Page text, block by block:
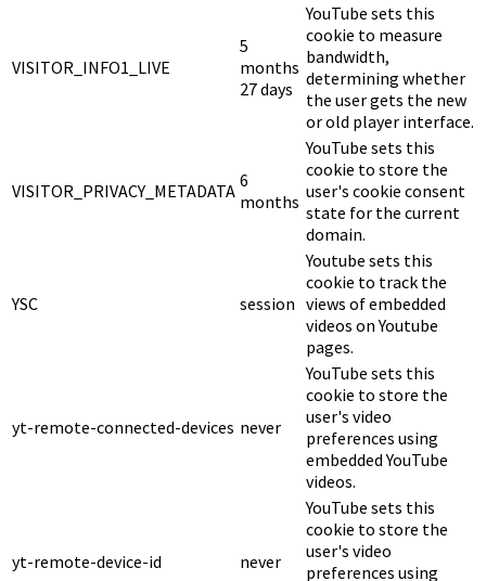
VISITOR_INFO1_LIVE
5
months
27 days
YouTube sets this
cookie to measure
bandwidth,
determining whether
the user gets the new
or old player interface.
VISITOR_PRIVACY_METADATA 6
months
YouTube sets this
cookie to store the
user's cookie consent
state for the current
domain.
YSC session
Youtube sets this
cookie to track the
views of embedded
videos on Youtube
pages.
yt-remote-connected-devices never
YouTube sets this
cookie to store the
user's video
preferences using
embedded YouTube
videos.
yt-remote-device-id never
YouTube sets this
cookie to store the
user's video
preferences using